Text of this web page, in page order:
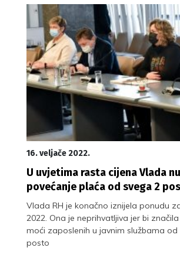
16. veljače 2022.
U uvjetima rasta cijena Vlada
povećanje plaća od svega 2
Vlada RH je konačno iznijela ponudu
2022. Ona je neprihvatljiva jer bi
moći zaposlenih u javnim službama
posto